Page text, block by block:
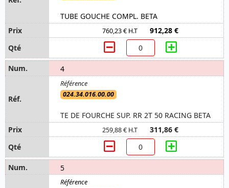
TUBE GOUCHE COMPL. BETA
760,23 € H.T 912,28 €
4
024.34.016.00.00
TE DE FOURCHE SUP. RR 2T 50 RACING BETA
259,88 € H.T 311,86 €
5